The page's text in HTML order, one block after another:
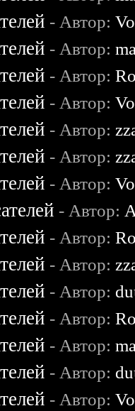
- Автор:
- Автор:
- Автор:
- Автор:
- Автор:
- Автор:
- Автор:
- Автор:
- Автор:
- Автор:
- Автор:
- Автор:
- Автор:
- Автор:
- Автор: